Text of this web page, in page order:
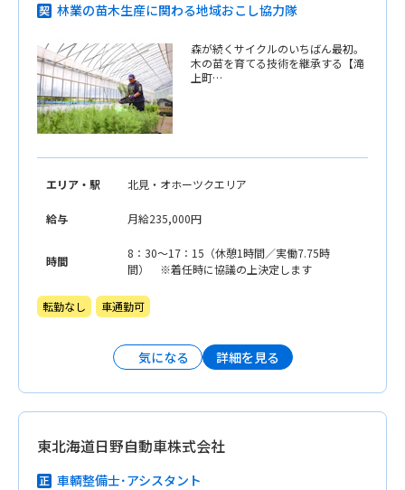
林業の苗木生産に関わる地域おこし協力隊
森が続くサイクルのいちばん最初。
木の苗を育てる技術を継承する【滝
上町…
エリア・駅 北見・オホーツクエリア
給与 月給235,000円
時間
8：30〜17：15（休憩1時間／実働7.75時
間） ※着任時に協議の上決定します
転勤なし 車通勤可
気になる 詳細を見る
東北海道日野自動車株式会社
車輌整備士･アシスタント